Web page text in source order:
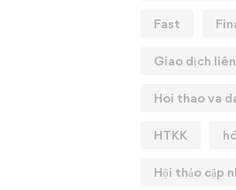
Fast
Giao dịch
Hoi thao va
HTKK
Hội thảo cập